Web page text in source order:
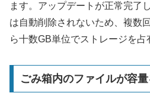
ます。アップデートが正常完了
は自動削除されないため、複数
ら十数GB単位でストレージを占
ごみ箱内のファイルが容